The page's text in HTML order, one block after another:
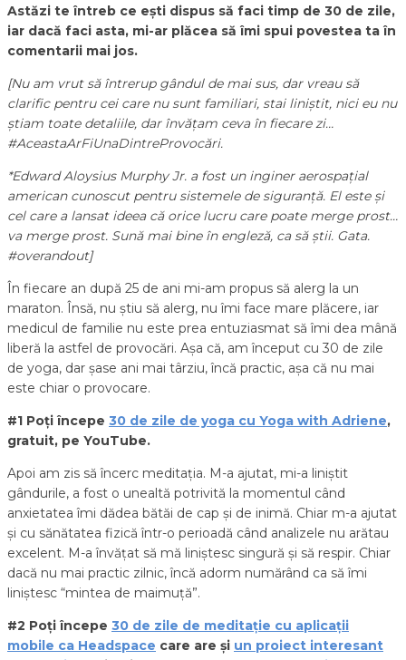
Astăzi te întreb ce ești dispus să faci timp de 30 de zile,
iar dacă faci asta, mi-ar plăcea să îmi spui povestea ta în
comentarii mai jos.
[Nu am vrut să întrerup gândul de mai sus, dar vreau să
clarific pentru cei care nu sunt familiari, stai liniștit, nici eu nu
știam toate detaliile, dar învățam ceva în fiecare zi…
#AceastaArFiUnaDintreProvocări.
*Edward Aloysius Murphy Jr. a fost un inginer aerospațial
american cunoscut pentru sistemele de siguranță. El este și
cel care a lansat ideea că orice lucru care poate merge prost…
va merge prost. Sună mai bine în engleză, ca să știi. Gata.
#overandout]
În fiecare an după 25 de ani mi-am propus să alerg la un
maraton. Însă, nu știu să alerg, nu îmi face mare plăcere, iar
medicul de familie nu este prea entuziasmat să îmi dea mână
liberă la astfel de provocări. Așa că, am început cu 30 de zile
de yoga, dar șase ani mai târziu, încă practic, așa că nu mai
este chiar o provocare.
#1 Poți începe 30 de zile de yoga cu Yoga with Adriene,
gratuit, pe YouTube.
Apoi am zis să încerc meditația. M-a ajutat, mi-a liniștit
gândurile, a fost o unealtă potrivită la momentul când
anxietatea îmi dădea bătăi de cap și de inimă. Chiar m-a ajutat
și cu sănătatea fizică într-o perioadă când analizele nu arătau
excelent. M-a învățat să mă liniștesc singură și să respir. Chiar
dacă nu mai practic zilnic, încă adorm numărând ca să îmi
liniștesc “mintea de maimuță”.
#2 Poți începe 30 de zile de meditație cu aplicații
mobile ca Headspace care are și un proiect interesant